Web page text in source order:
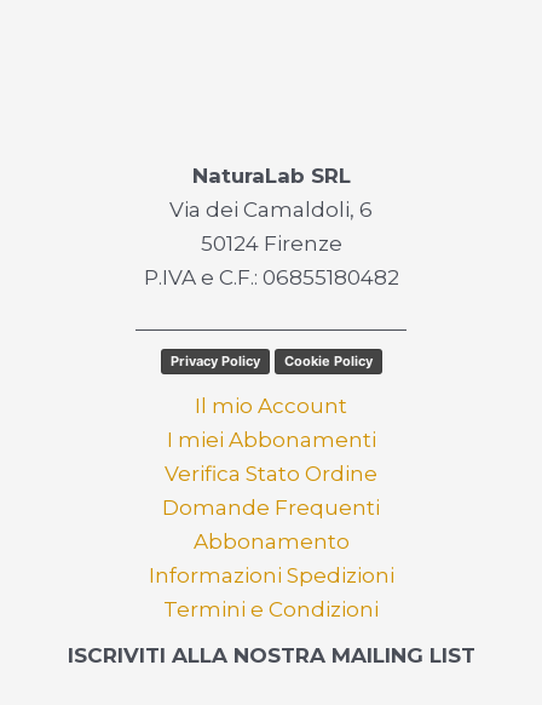
NaturaLab SRL
Via dei Camaldoli, 6
50124 Firenze
P.IVA e C.F.: 06855180482
Privacy Policy Cookie Policy
Il mio Account
I miei Abbonamenti
Verifica Stato Ordine
Domande Frequenti
Abbonamento
Informazioni Spedizioni
Termini e Condizioni
ISCRIVITI ALLA NOSTRA MAILING LIST